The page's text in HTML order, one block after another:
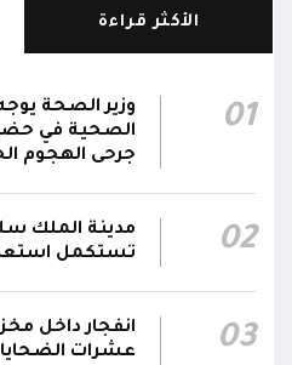
05:35
الناطق باسم القوات
ضد العناصر الحوثية
04:17
الحيمة بالتحيتا
01:13
أقر
دائمة لمتابعة
يلزم من إجراءات
الأكثر قراءة
01
وزير الصحة
الصحية في
جرحى الهجوم
02
مدينة الملك
تستكمل
03
انفجار داخل
عشرات الضحايا